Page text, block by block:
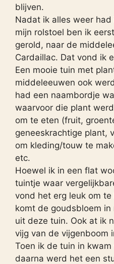
blijven.
Nadat ik alles weer
mijn rolstoel ben ik
gerold, naar de
Cardaillac. Dat vond ik
Een mooie tuin met
middeleeuwen ook
had een naambordje
waarvoor die plant
om te eten (fruit,
geneeskrachtige plant,
om kleding/touw te
etc.
Hoewel ik in een flat
tuintje waar
vond het erg leuk om
komt de goudsbloem
uit deze tuin. Ook at ik
vijg van de vijgenboom
Toen ik de tuin in
daarna werd het een